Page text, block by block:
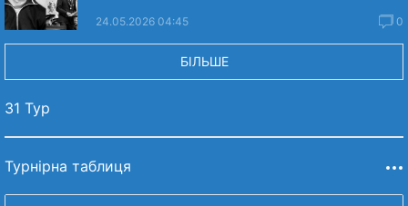
24.05.2026 04:45 0
БІЛЬШЕ
31 Тур
Турнірна таблиця